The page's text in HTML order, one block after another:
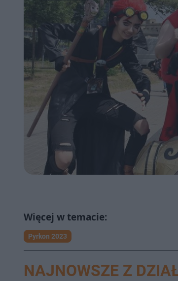
Pyrkon 2023
NAJNOWSZE Z